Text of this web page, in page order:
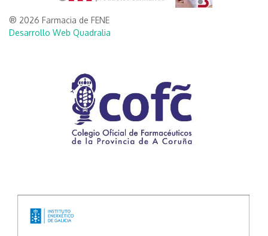
® 2026 Farmacia de FENE
Desarrollo Web Quadralia